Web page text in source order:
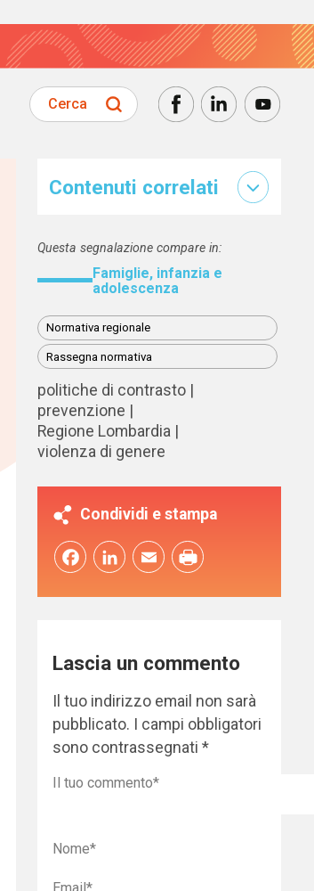
Cerca
Contenuti correlati
Questa segnalazione compare in:
Famiglie, infanzia e
adolescenza
Normativa regionale
Rassegna normativa
politiche di contrasto
prevenzione
Regione Lombardia
violenza di genere
Condividi e stampa
FacebookLinkedInEmail
Lascia un commento
Il tuo indirizzo email non sarà
pubblicato. I campi obbligatori
sono contrassegnati*